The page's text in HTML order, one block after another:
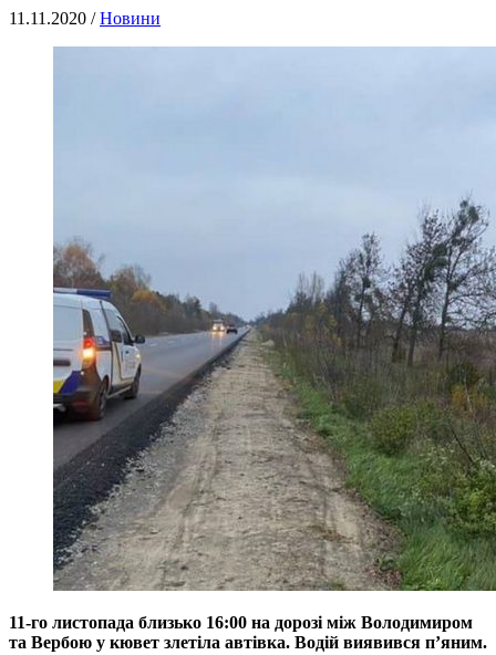
11.11.2020 /Новини
11-го листопада близько 16:00 на дорозі між Володимиром
та Вербою у кювет злетіла автівка. Водій виявився п’яним.